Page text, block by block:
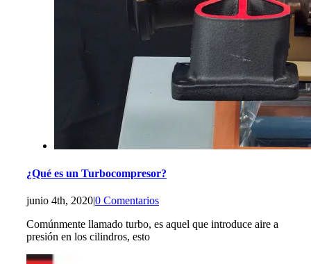
¿Qué es un Turbocompresor?
junio 4th, 2020|0 Comentarios
Comúnmente llamado turbo, es aquel que introduce aire a
presión en los cilindros, esto